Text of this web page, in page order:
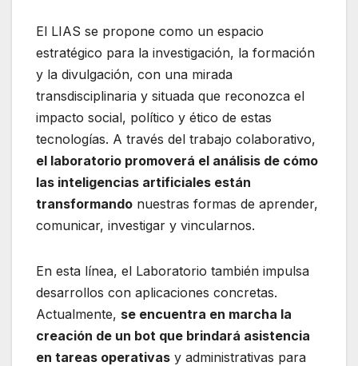
El LIAS se propone como un espacio
estratégico para la investigación, la formación
y la divulgación, con una mirada
transdisciplinaria y situada que reconozca el
impacto social, político y ético de estas
tecnologías. A través del trabajo colaborativo,
el laboratorio promoverá el análisis de cómo
las inteligencias artificiales están
transformando nuestras formas de aprender,
comunicar, investigar y vincularnos.
En esta línea, el Laboratorio también impulsa
desarrollos con aplicaciones concretas.
Actualmente, se encuentra en marcha la
creación de un bot que brindará asistencia
en tareas operativas y administrativas para